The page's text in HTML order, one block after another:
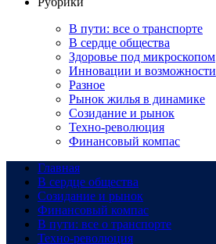
В пути: все о транспорте
В сердце общества
Здоровье под микроскопом
Инновации и возможности
Разное
Рынок жилья в динамике
Созидание и рынок
Техно-революция
Финансовый компас
Главная
В сердце общества
Созидание и рынок
Финансовый компас
В пути: все о транспорте
Техно-революция